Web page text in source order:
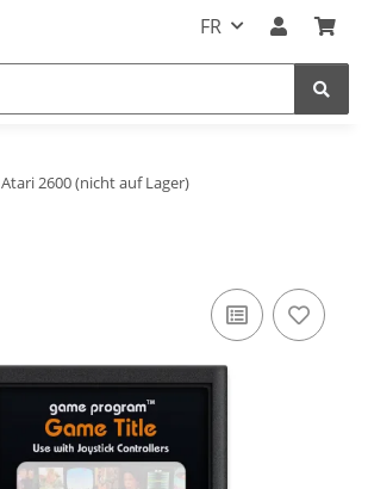
FR
Atari 2600 (nicht auf Lager)